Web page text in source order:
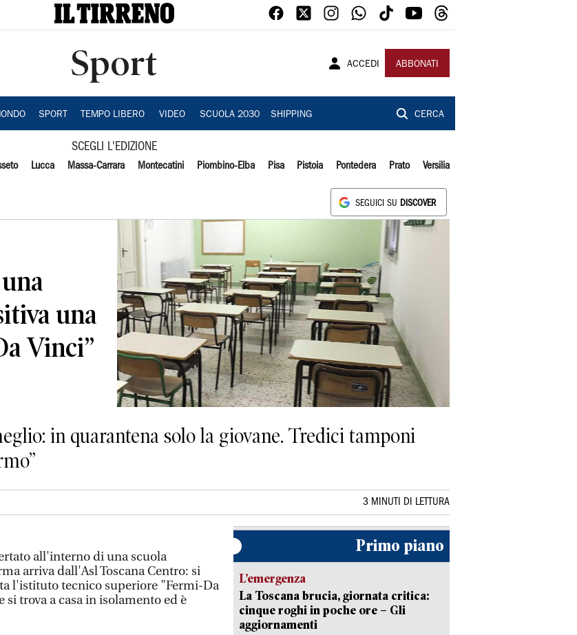
Sport ACCEDI ABBONATI
SPORT TEMPO LIBERO VIDEO SCUOLA 2030 SHIPPING CERCA
SCEGLI L'EDIZIONE
Lucca Massa-Carrara Montecatini Piombino-Elba Pisa Pistoia Pontedera Prato Versilia
SEGUICI SU DISCOVER
una
Vinci”
in quarantena solo la giovane. Tredici tamponi
3 MINUTI DI LETTURA
all'interno di una scuola
arriva dall'Asl Toscana Centro: si
l'istituto tecnico superiore "Fermi-Da
trova a casa in isolamento ed è
Primo piano
L’emergenza
La Toscana brucia, giornata critica:
cinque roghi in poche ore – Gli
aggiornamenti